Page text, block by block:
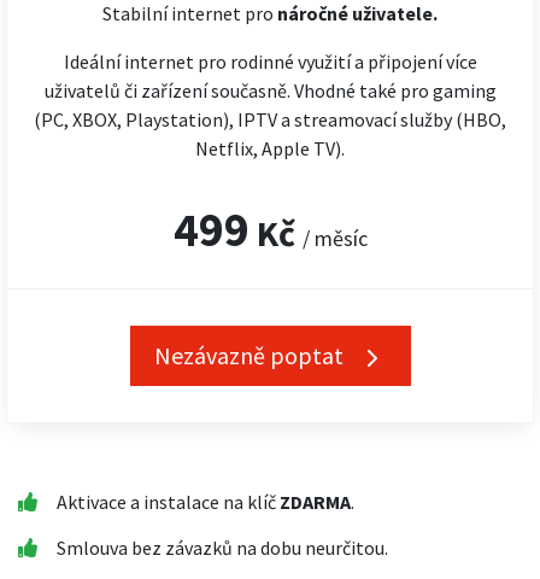
Stabilní internet pro náročné uživatele.
Ideální internet pro rodinné využití a připojení více
uživatelů či zařízení současně. Vhodné také pro gaming
(PC, XBOX, Playstation), IPTV a streamovací služby (HBO,
Netflix, Apple TV).
499 Kč / měsíc
Nezávazně poptat
Aktivace a instalace na klíč ZDARMA.
Smlouva bez závazků na dobu neurčitou.